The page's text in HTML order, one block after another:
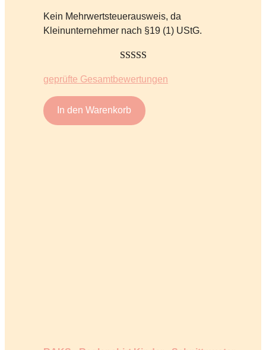
Kein Mehrwertsteuerausweis, da
Kleinunternehmer nach §19 (1) UStG.
geprüfte Gesamtbewertungen
In den Warenkorb